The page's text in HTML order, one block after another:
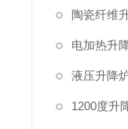
陶瓷纤维
电加热升
液压升降
1200度升